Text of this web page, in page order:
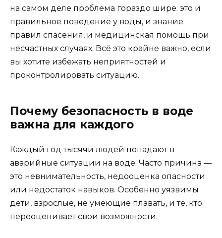
на самом деле проблема гораздо шире: это и
правильное поведение у воды, и знание
правил спасения, и медицинская помощь при
несчастных случаях. Всё это крайне важно, если
вы хотите избежать неприятностей и
проконтролировать ситуацию.
Почему безопасность в воде
важна для каждого
Каждый год тысячи людей попадают в
аварийные ситуации на воде. Часто причина —
это невнимательность, недооценка опасности
или недостаток навыков. Особенно уязвимы
дети, взрослые, не умеющие плавать, и те, кто
переоценивает свои возможности.